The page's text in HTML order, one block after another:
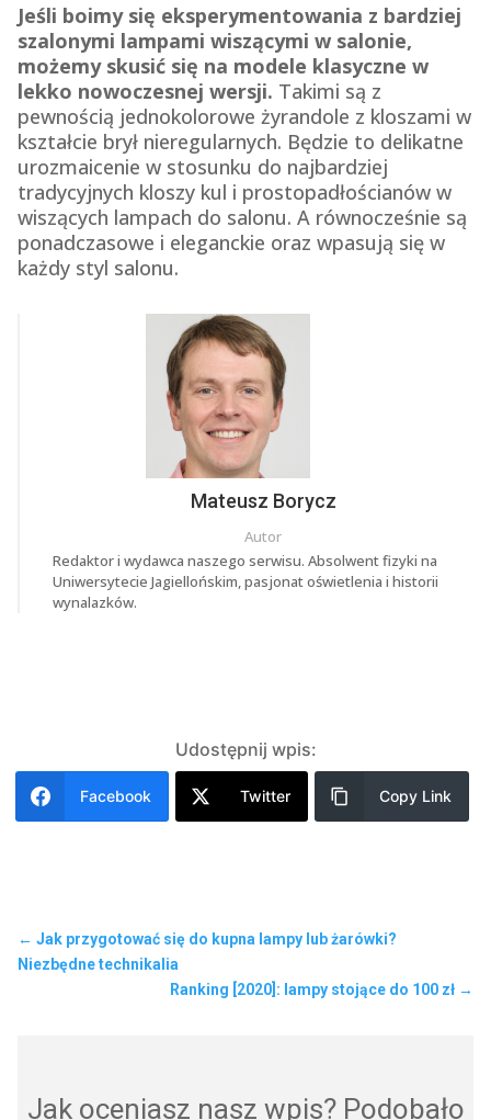
Jeśli boimy się eksperymentowania z bardziej
szalonymi lampami wiszącymi w salonie,
możemy skusić się na modele klasyczne w
lekko nowoczesnej wersji. Takimi są z
pewnością jednokolorowe żyrandole z kloszami w
kształcie brył nieregularnych. Będzie to delikatne
urozmaicenie w stosunku do najbardziej
tradycyjnych kloszy kul i prostopadłościanów w
wiszących lampach do salonu. A równocześnie są
ponadczasowe i eleganckie oraz wpasują się w
każdy styl salonu.
Mateusz Borycz
Autor
Redaktor i wydawca naszego serwisu. Absolwent fizyki na
Uniwersytecie Jagiellońskim, pasjonat oświetlenia i historii
wynalazków.
Udostępnij wpis:
Facebook Twitter Copy Link
← Jak przygotować się do kupna lampy lub żarówki?
Niezbędne technikalia
Ranking [2020]: lampy stojące do 100 zł →
Jak oceniasz nasz wpis? Podobało